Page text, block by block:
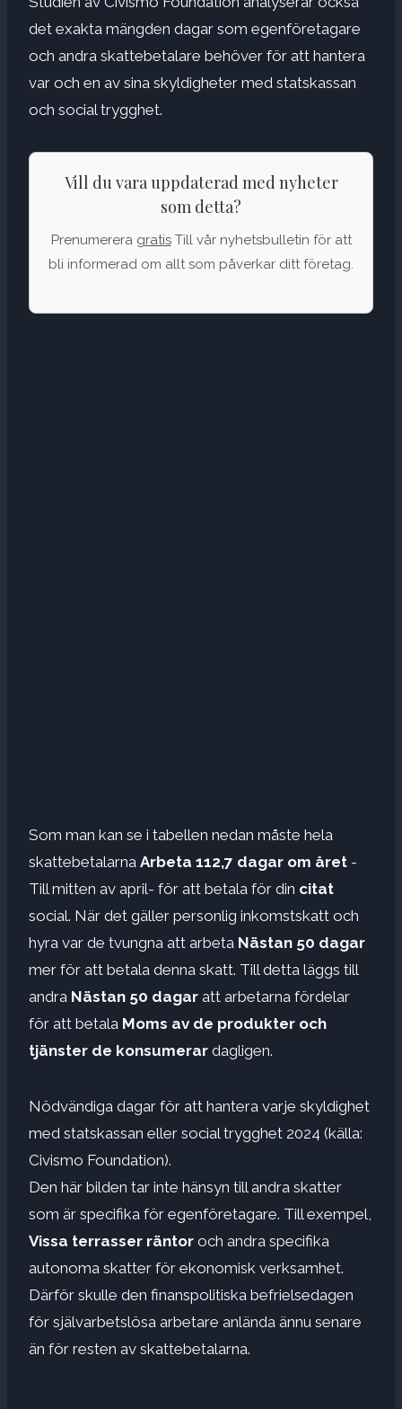
det exakta mängden dagar som egenföretagare
och andra skattebetalare behöver för att hantera
var och en av sina skyldigheter med statskassan
och social trygghet.
Vill du vara uppdaterad med nyheter
som detta?
Prenumerera gratisTill vår nyhetsbulletin för att
bli informerad om allt som påverkar ditt företag.
Som man kan se i tabellen nedan måste hela
skattebetalarna Arbeta 112,7 dagar om året -
Till mitten av april- för att betala för din citat
social. När det gäller personlig inkomstskatt och
hyra var de tvungna att arbeta Nästan 50 dagar
mer för att betala denna skatt. Till detta läggs till
andra Nästan 50 dagar att arbetarna fördelar
för att betala Moms av de produkter och
tjänster de konsumerar dagligen.
Nödvändiga dagar för att hantera varje skyldighet
med statskassan eller social trygghet 2024 (källa:
Civismo Foundation).
Den här bilden tar inte hänsyn till andra skatter
som är specifika för egenföretagare. Till exempel,
Vissa terrasser räntor och andra specifika
autonoma skatter för ekonomisk verksamhet.
Därför skulle den finanspolitiska befrielsedagen
för självarbetslösa arbetare anlända ännu senare
än för resten av skattebetalarna.